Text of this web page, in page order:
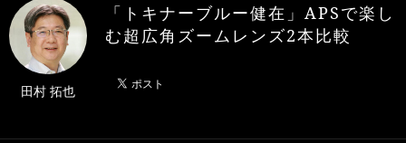
田村 拓也
「トキナーブルー健在」APSで楽し
む超広角ズームレンズ2本比較